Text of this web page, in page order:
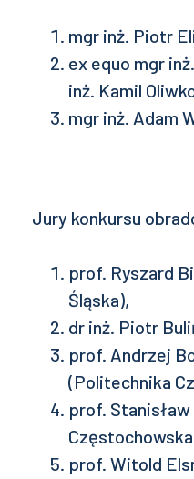
mgr inż. Piotr
ex equo mgr
inż. Kamil
mgr inż. Adam
Jury konkursu
prof. Ryszard
Śląska),
dr inż. Piotr
prof. Andrzej
(Politechnika
prof.
prof. Witold